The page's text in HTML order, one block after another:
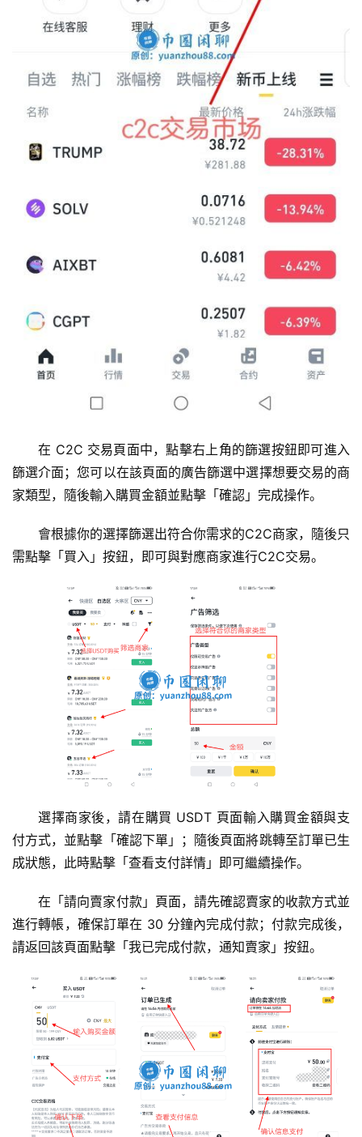
在 C2C 交易頁面中，點擊右上角的篩選按鈕即可進入
篩選介面；您可以在該頁面的廣告篩選中選擇想要交易的商
家類型，隨後輸入購買金額並點擊「確認」完成操作。
會根據你的選擇篩選出符合你需求的C2C商家，隨後只
需點擊「買入」按鈕，即可與對應商家進行C2C交易。
選擇商家後，請在購買 USDT 頁面輸入購買金額與支
付方式，並點擊「確認下單」；隨後頁面將跳轉至訂單已生
成狀態，此時點擊「查看支付詳情」即可繼續操作。
在「請向賣家付款」頁面，請先確認賣家的收款方式並
進行轉帳，確保訂單在 30 分鐘內完成付款；付款完成後，
請返回該頁面點擊「我已完成付款，通知賣家」按鈕。